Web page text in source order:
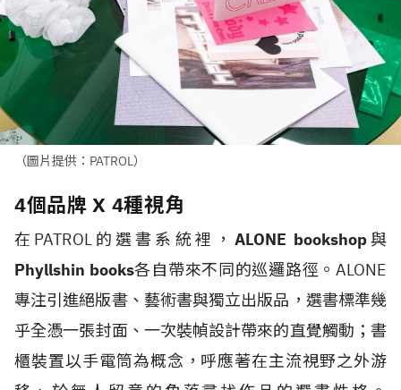
（圖片提供：PATROL）
4個品牌 X 4種視角
在PATROL的選書系統裡， ALONE bookshop與
Phyllshin books各自帶來不同的巡邏路徑。ALONE
專注引進絕版書、藝術書與獨立出版品，選書標準幾
乎全憑一張封面、一次裝幀設計帶來的直覺觸動；書
櫃裝置以手電筒為概念，呼應著在主流視野之外游